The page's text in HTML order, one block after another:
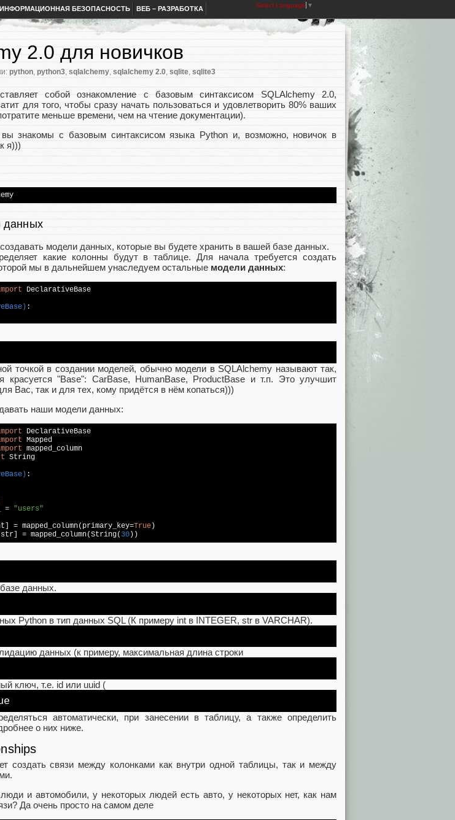
ИНФОРМАЦИОННАЯ БЕЗОПАСНОСТЬ ВЕБ – РАЗРАБОТКА Select Language ▼
2.0 для новичков
python, python3, sqlalchemy, sqlalchemy 2.0, sqlite, sqlite3
собой ознакомление с базовым синтаксисом SQLAlchemy 2.0,
для того, чтобы сразу начать пользоваться и удовлетворить 80% ваших
меньше времени, чем на чтение документации).
вы знакомы с базовым синтаксисом языка Python и, возможно, новичок в
я)))
данных
модели данных, которые вы будете хранить в вашей базе данных.
какие колонны будут в таблице. Для начала требуется создать
мы в дальнейшем унаследуем остальные модели данных:
DeclarativeBase
:
точкой в создании моделей, обычно модели в SQLAlchemy называют так,
красуется "Base": CarBase, HumanBase, ProductBase и т.п. Это улучшит
Вас, так и для тех, кому придётся в нём копаться)))
наши модели данных:
String
:
= "users"
= mapped_column(primary_key=
True )
= mapped_column(String(
30
данных.
Python в тип данных SQL (К примеру int в INTEGER, str в VARCHAR).
данных (к примеру, максимальная длина строки
ключ, т.е. id или uuid (
автоматически, при занесении в таблицу, а также определить
о них ниже.
создать связи между колонками как внутри одной таблицы, так и между
и автомобили, у некоторых людей есть авто, у некоторых нет, как нам
Да очень просто на самом деле